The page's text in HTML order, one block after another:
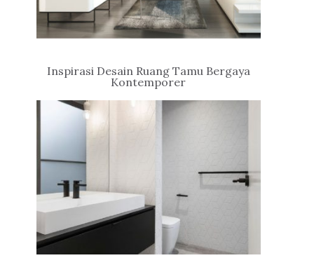
Inspirasi Desain Ruang Tamu Bergaya
Kontemporer